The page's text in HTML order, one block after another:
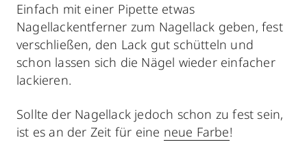
Einfach mit einer Pipette etwas
Nagellackentferner zum Nagellack geben, fest
verschließen, den Lack gut schütteln und
schon lassen sich die Nägel wieder einfacher
lackieren.
Sollte der Nagellack jedoch schon zu fest sein,
ist es an der Zeit für eine neue Farbe!